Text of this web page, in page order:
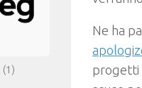
Ne ha
progetti
(1)